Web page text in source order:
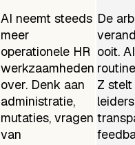
AI neemt steeds
meer
operationele HR
werkzaamheden
over. Denk aan
administratie,
mutaties, vragen
van
De
ooit.
Z